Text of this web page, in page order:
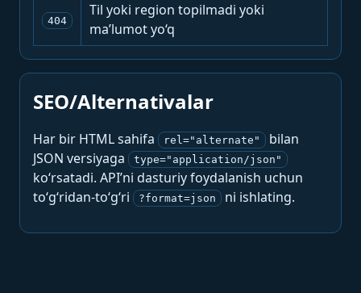
404
Til yoki region topilmadi yoki
ma’lumot yo‘q
SEO/Alternativalar
Har bir HTML sahifa rel="alternate"
bilan
JSON versiyaga
type="application/json"
ko‘rsatadi. API’ni dasturiy foydalanish uchun
to‘g‘ridan-to‘g‘ri
?format=json ni ishlating.